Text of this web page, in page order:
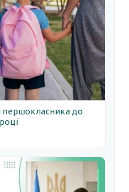
першокласника до